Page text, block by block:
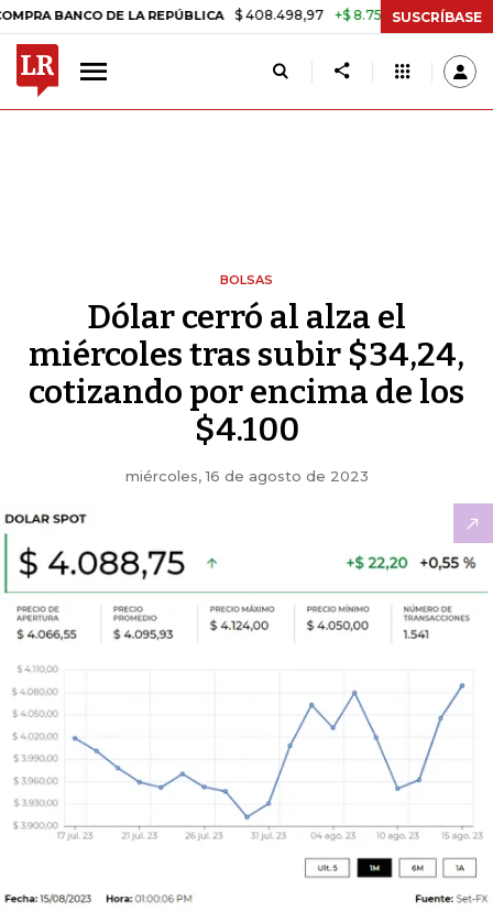
DE LA REPÚBLICA $ 408.498,97 +$ 8.753,81 +2,19% TASA
SUSCRÍBASE
BOLSAS
Dólar cerró al alza el
miércoles tras subir $34,24,
cotizando por encima de los
$4.100
miércoles, 16 de agosto de 2023